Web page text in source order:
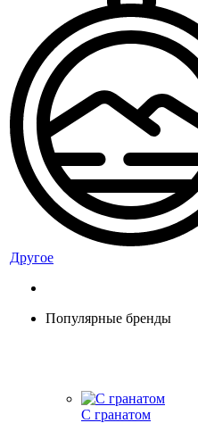
Другое
Популярные бренды
С гранатом